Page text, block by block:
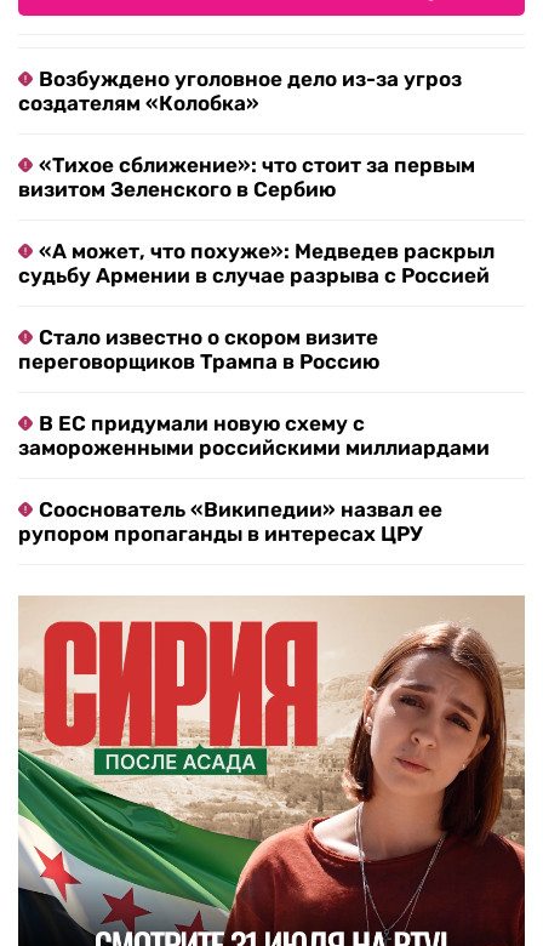
Возбуждено уголовное дело из-за угроз
создателям «Колобка»
«Тихое сближение»: что стоит за первым
визитом Зеленского в Сербию
«А может, что похуже»: Медведев раскрыл
судьбу Армении в случае разрыва с Россией
Стало известно о скором визите
переговорщиков Трампа в Россию
В ЕС придумали новую схему с
замороженными российскими миллиардами
Сооснователь «Википедии» назвал ее
рупором пропаганды в интересах ЦРУ